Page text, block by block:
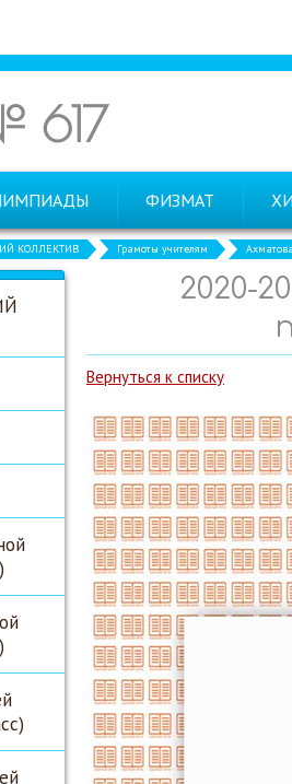
617
ФИЗМАТ
КОЛЛЕКТИВ Грамоты учителям
2020-
Вернуться к списку